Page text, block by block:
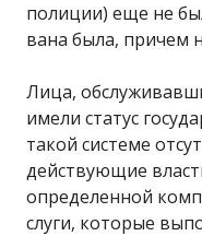
полиции) еще не
вана была, причем
Лица,
имели статус
такой системе
действующие
определенной
слуги, которые